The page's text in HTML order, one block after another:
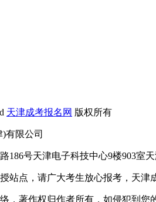
天津成考报名网 版权所有
有限公司
186号天津电子科技中心9楼903室
站点，请广大考生放心报考，天
，著作权归作者所有，如侵犯到您